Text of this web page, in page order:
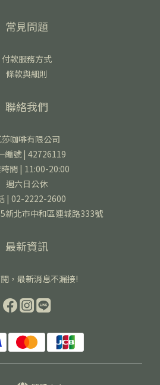
常見問題
付款服務方式
條款與細則
聯絡我們
莎咖啡有限公司
編號 | 42726119
間 | 11:00-20:00
週六日公休
| 02-2222-2600
新北市中和區連城路333號
最新資訊
，最新消息不漏接!